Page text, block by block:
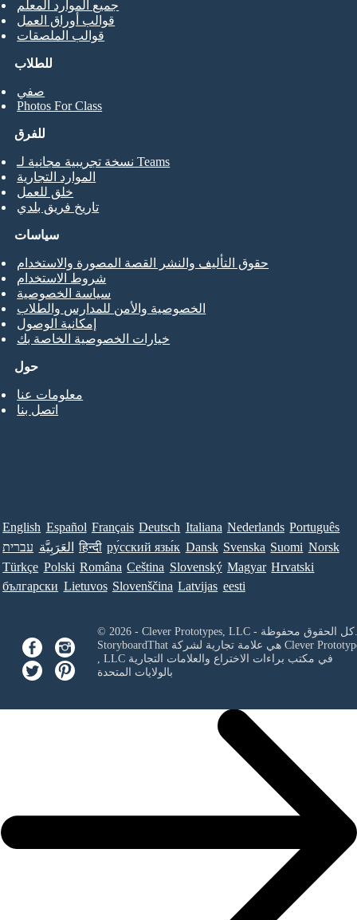
للطلاب
صفي
Photos For Class
جميع الموارد المعلم
قوالب أوراق العمل
قوالب الملصقات
للفرق
نسخة تجريبية مجانية لـ Teams
الموارد التجارية
خلق للعمل
تاريخ فريق بلدي
حول
معلومات عنا
اتصل بنا
سياسات
حقوق التأليف والنشر القصة المصورة والاستخدام
شروط الاستخدام
سياسة الخصوصية
الخصوصية والأمن للمدارس والطلاب
إمكانية الوصول
خيارات الخصوصية الخاصة بك
English Español Français Deutsch Italiana Nederlands Português
עברית العَرَبِيَّة हिन्दी ру́сский язы́к Dansk Svenska Suomi Norsk
Türkçe Polski Româna Ceština Slovenský Magyar Hrvatski
български Lietuvos Slovenščina Latvijas eesti
© 2026 - Clever Prototypes, LLC - كل الحقوق محفوظة.
StoryboardThat هي علامة تجارية لشركة Clever
, LLCفي مكتب براءات الاختراع والعلامات التجارية
بالولايات المتحدة